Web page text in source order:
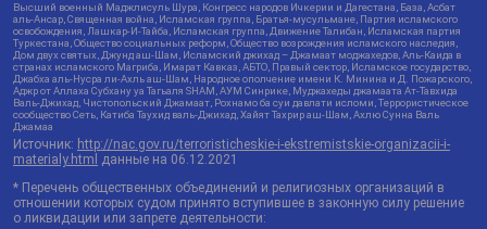
Высший военный Маджлисуль Шура, Конгресс народов Ичкерии и Дагестана, База, Асбат
аль-Ансар, Священная война, Исламская группа, Братья-мусульмане, Партия исламского
освобождения, Лашкар-И-Тайба, Исламская группа, Движение Талибан, Исламская партия
Туркестана, Общество социальных реформ, Общество возрождения исламского наследия,
Дом двух святых, Джунд аш-Шам, Исламский джихад – Джамаат моджахедов, Аль-Каида в
странах исламского Магриба, Имарат Кавказ, АБТО, Правый сектор, Исламское государство,
Джабха аль-Нусра ли-Ахль аш-Шам, Народное ополчение имени К. Минина и Д. Пожарского,
Аджр от Аллаха Субхану уа Тагьаля SHAM, АУМ Синрике, Муджахеды джамаата Ат-Тавхида
Валь-Джихад, Чистопольский Джамаат, Рохнамо ба суи давлати исломи, Террористическое
сообщество Сеть, Катиба Таухид валь-Джихад, Хайят Тахрир аш-Шам, Ахлю Сунна Валь
Джамаа
Источник: http://nac.gov.ru/terroristicheskie-i-ekstremistskie-organizacii-i-
materialy.html
данные на 06.12.2021
* Перечень общественных объединений и религиозных организаций в
отношении которых судом принято вступившее в законную силу решение
о ликвидации или запрете деятельности: